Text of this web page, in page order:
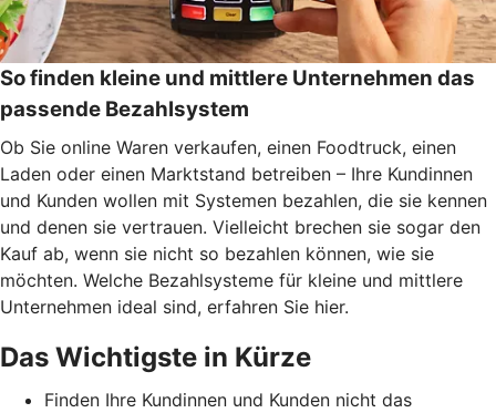
So finden kleine und mittlere Unternehmen das
passende Bezahlsystem
Ob Sie online Waren verkaufen, einen Foodtruck, einen
Laden oder einen Marktstand betreiben – Ihre Kundinnen
und Kunden wollen mit Systemen bezahlen, die sie kennen
und denen sie vertrauen. Vielleicht brechen sie sogar den
Kauf ab, wenn sie nicht so bezahlen können, wie sie
möchten. Welche Bezahlsysteme für kleine und mittlere
Unternehmen ideal sind, erfahren Sie hier.
Das Wichtigste in Kürze
Finden Ihre Kundinnen und Kunden nicht das